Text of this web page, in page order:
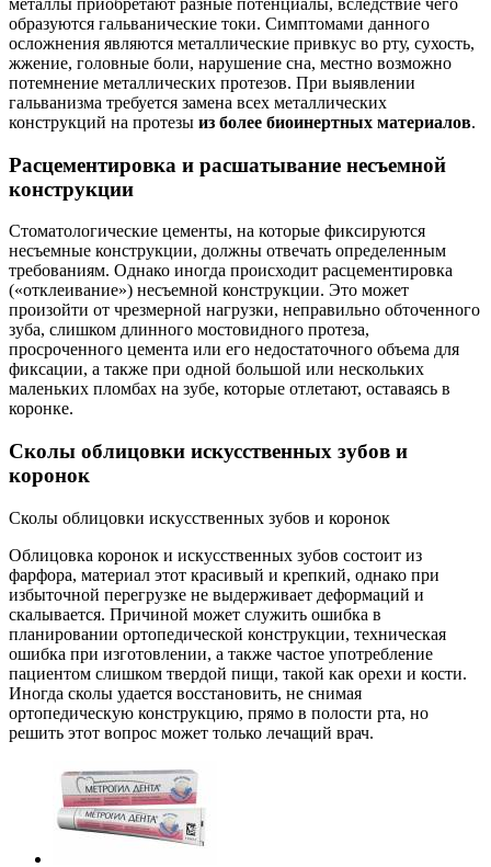
образуются гальванические токи. Симптомами данного
осложнения являются металлические привкус во рту, сухость,
жжение, головные боли, нарушение сна, местно возможно
потемнение металлических протезов. При выявлении
гальванизма требуется замена всех металлических
конструкций на протезы из более биоинертных материалов.
Расцементировка и расшатывание несъемной
конструкции
Стоматологические цементы, на которые фиксируются
несъемные конструкции, должны отвечать определенным
требованиям. Однако иногда происходит расцементировка
(«отклеивание») несъемной конструкции. Это может
произойти от чрезмерной нагрузки, неправильно обточенного
зуба, слишком длинного мостовидного протеза,
просроченного цемента или его недостаточного объема для
фиксации, а также при одной большой или нескольких
маленьких пломбах на зубе, которые отлетают, оставаясь в
коронке.
Сколы облицовки искусственных зубов и
коронок
Сколы облицовки искусственных зубов и коронок
Облицовка коронок и искусственных зубов состоит из
фарфора, материал этот красивый и крепкий, однако при
избыточной перегрузке не выдерживает деформаций и
скалывается. Причиной может служить ошибка в
планировании ортопедической конструкции, техническая
ошибка при изготовлении, а также частое употребление
пациентом слишком твердой пищи, такой как орехи и кости.
Иногда сколы удается восстановить, не снимая
ортопедическую конструкцию, прямо в полости рта, но
решить этот вопрос может только лечащий врач.